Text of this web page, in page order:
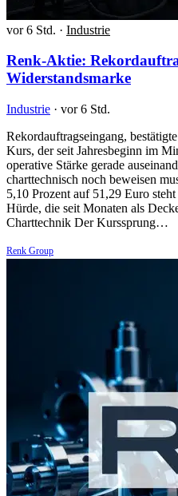
vor 6 Std. · Industrie
Renk-Aktie:
Widerstandsmarke
Industrie · vor 6 Std.
Rekordauftragseingang,
Kurs, der seit Jahresbeginn im
operative Stärke gerade
charttechnisch noch beweisen
5,10 Prozent auf 51,29 Euro
Hürde, die seit Monaten als
Charttechnik Der Kurssprung…
Renk Group